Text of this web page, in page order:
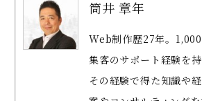
筒井 章年
Web制作歴27年。
集客のサポート経験を持
その経験で得た知識や